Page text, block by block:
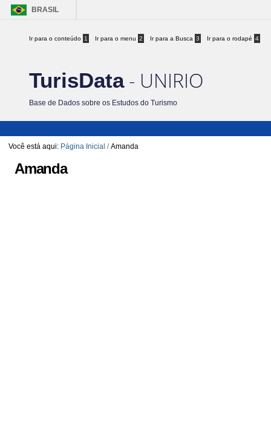
BRASIL
Ir para o conteúdo 1 Ir para o menu 2 Ir para a Busca 3 Ir para o rodapé 4
TurisData- UNIRIO
Base de Dados sobre os Estudos do Turismo
Você está aqui: Página Inicial /Amanda
Amanda